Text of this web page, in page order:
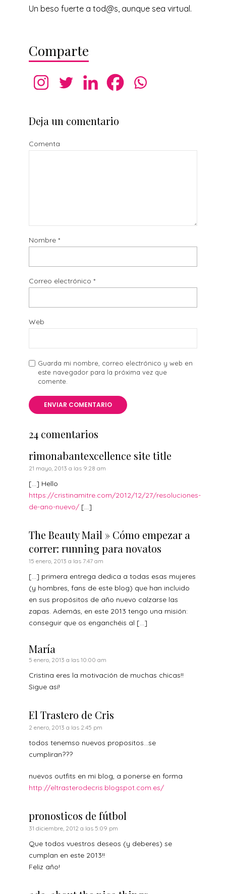
Un beso fuerte a tod@s, aunque sea virtual.
Comparte
Deja un comentario
Comenta
Nombre *
Correo electrónico *
Web
Guarda mi nombre, correo electrónico y web en
este navegador para la próxima vez que
comente.
24 comentarios
rimonabantexcellence site title
21 mayo, 2013 a las 9:28 am
[…] Hello
https://cristinamitre.com/2012/12/27/resoluciones-
de-ano-nuevo/ […]
The Beauty Mail » Cómo empezar a
correr: running para novatos
15 enero, 2013 a las 7:47 am
[…] primera entrega dedica a todas esas mujeres
(y hombres, fans de este blog) que han incluido
en sus propósitos de año nuevo calzarse las
zapas. Además, en este 2013 tengo una misión:
conseguir que os enganchéis al […]
María
5 enero, 2013 a las 10:00 am
Cristina eres la motivación de muchas chicas!!
Sigue así!
El Trastero de Cris
2 enero, 2013 a las 2:45 pm
todos tenemso nuevos propositos…se
cumpliran???
nuevos outfits en mi blog, a ponerse en forma
http://eltrasterodecris.blogspot.com.es/
pronosticos de fútbol
31 diciembre, 2012 a las 5:09 pm
Que todos vuestros deseos (y deberes) se
cumplan en este 2013!!
Feliz año!